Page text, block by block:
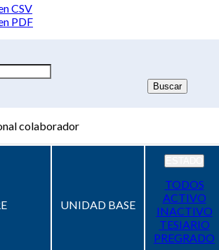
CSV
PDF
colaborador
UNIDAD BASE
TODOS
ACTIVO
INACTIVO
TESIARIO
PREGRADO